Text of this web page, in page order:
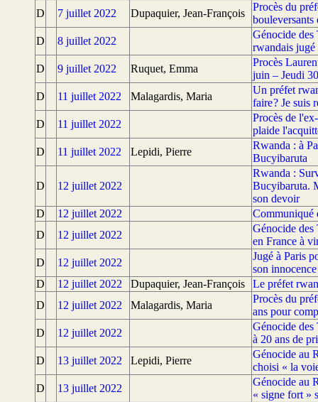
D
7 juillet 2022 Dupaquier, Jean-François
Procès du
D
8 juillet 2022
Génocide des
rwandais jugé
D
9 juillet 2022 Ruquet, Emma
Procès
juin – Jeudi
D
11 juillet 2022 Malagardis, Maria
Un préfet
faire ? Je suis
D
11 juillet 2022
Procès de
plaide
D
11 juillet 2022 Lepidi, Pierre
Rwanda : à
Bucyibaruta
D 12 juillet 2022
Rwanda :
Bucyibaruta.
son devoir
D
12 juillet 2022
Communiqué
D
12 juillet 2022
Génocide
en France à
D
12 juillet 2022
Jugé à Paris
son innocence
D
12 juillet 2022 Dupaquier, Jean-François
Le préfet
D
12 juillet 2022 Malagardis, Maria
Procès du
ans pour
D
12 juillet 2022
Génocide
à 20 ans de
D
13 juillet 2022 Lepidi, Pierre
Génocide au
choisi « la
D
13 juillet 2022
Génocide au
« signe fort »